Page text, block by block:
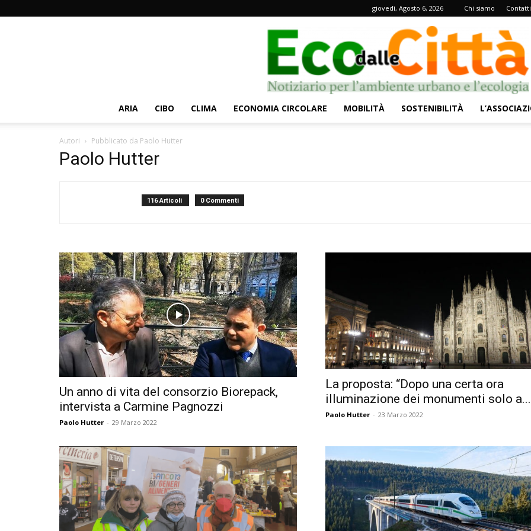
giovedì, Agosto 6, 2026 Chi siamo Contatti
ARIA CIBO CLIMA ECONOMIA CIRCOLARE MOBILITÀ SOSTENIBILITÀ
Autori Pubblicato da Paolo Hutter
Paolo Hutter
116 Articoli 0 Commenti
Un anno di vita del consorzio Biorepack,
intervista a Carmine Pagnozzi
Paolo Hutter - 29 Marzo 2022
La proposta: “Dopo una certa ora
illuminazione dei monumenti solo a...
Paolo Hutter - 23 Marzo 2022